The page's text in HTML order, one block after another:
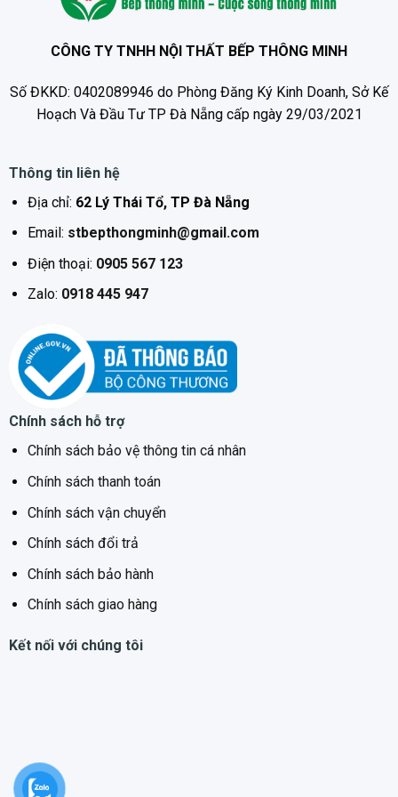
khô hoàn toàn chăn mền và lượng quần áo lớn của cả
gia đình.
Tính năng
Số mức sấy khô : 3
Lồng sấy chuyển động luân phiên
Hẹn giờ bắt đầu
Chu trình dành cho đồ mỏng
Tính năng khóa trẻ em
Thông số kỹ thuật
Màu thiết bị:Trắng
Kích thước
600 mm (R)
850 mm (C)
600 mm (S)
CÔNG TY TNHH NỘI THẤT BẾP THÔNG MINH
Số ĐKKD: 0402089946 do Phòng Đăng Ký Kinh Doanh, Sở Kế
Hoạch Và Đầu Tư TP Đà Nẵng cấp ngày 29/03/2021
Thông tin liên hệ
Địa chỉ: 62 Lý Thái Tổ, TP Đà Nẵng
Email: stbepthongminh@gmail.com
Điện thoại: 0905 567 123
Zalo: 0918 445 947
Chính sách hỗ trợ
Chính sách bảo vệ thông tin cá nhân
Chính sách thanh toán
Chính sách vận chuyển
Chính sách đổi trả
Chính sách bảo hành
Chính sách giao hàng
Kết nối với chúng tôi